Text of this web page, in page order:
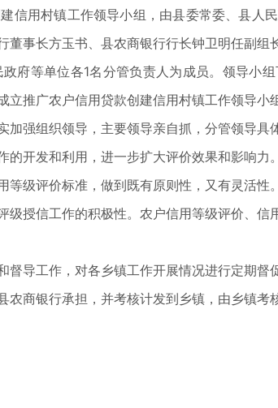
信用村镇工作领导小组，由县委常委、县
事长方玉书、县农商银行行长钟卫明任副组
府等单位各1名分管负责人为成员。领导小
推广农户信用贷款创建信用村镇工作领导小
加强组织领导，主要领导亲自抓，分管领导
开发和利用，进一步扩大评价效果和影响力。
等级评价标准，做到既有原则性，又有灵活
授信工作的积极性。农户信用等级评价、
督导工作，对各乡镇工作开展情况进行定期
商银行承担，并考核计发到乡镇，由乡镇考